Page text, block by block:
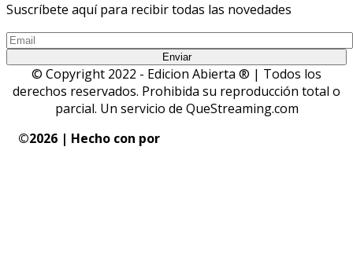
Suscríbete aquí para recibir todas las novedades
© Copyright 2022 - Edicion Abierta ® | Todos los
derechos reservados. Prohibida su reproducción total o
parcial. Un servicio de QueStreaming.com
©2026 | Hecho con por